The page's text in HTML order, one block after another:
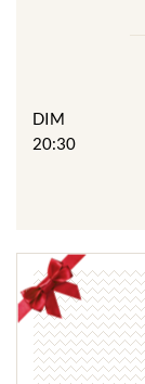
DIM
20:30